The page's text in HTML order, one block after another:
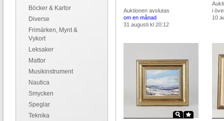
Böcker & Kartor
Diverse
Frimärken, Mynt &
Vykort
Leksaker
Mattor
Musikinstrument
Nautica
Smycken
Speglar
Teknika
Auktionen avslutas
om en månad
31 augusti kl 20:12
i
10